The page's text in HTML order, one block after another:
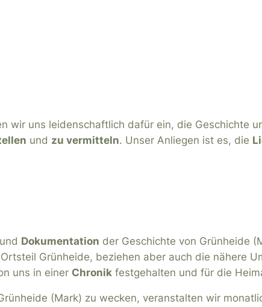
wir uns leidenschaftlich dafür ein, die Geschichte
und zu vermitteln. Unser Anliegen ist es, die
und Dokumentation der Geschichte von Grünheide
Grünheide, beziehen aber auch die nähere
uns in einer Chronik festgehalten und für die
(Mark) zu wecken, veranstalten wir